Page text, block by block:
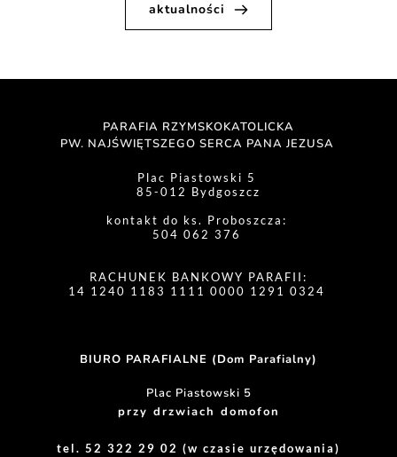
aktualności
PARAFIA RZYMSKOKATOLICKA
PW. NAJŚWIĘTSZEGO SERCA PANA JEZUSA
Plac Piastowski 5
85-012 Bydgoszcz
kontakt do ks. Proboszcza:
504 062 376
RACHUNEK BANKOWY PARAFII:
14 1240 1183 1111 0000 1291 0324
BIURO PARAFIALNE (Dom Parafialny)
Plac Piastowski 5
przy drzwiach domofon
tel. 52 322 29 02 (w czasie urzędowania)